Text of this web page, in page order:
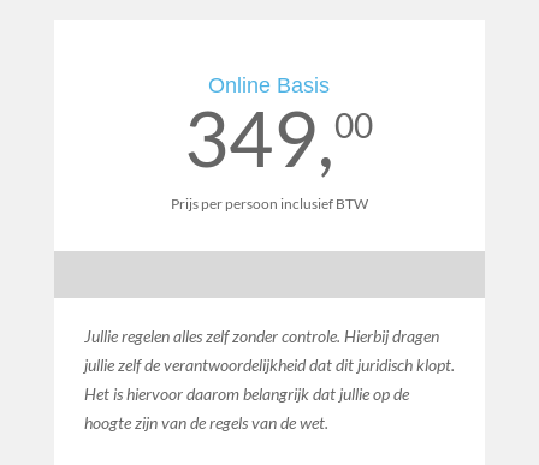
Online Basis
349,00
Prijs per persoon inclusief BTW
Jullie regelen alles zelf zonder controle. Hierbij dragen
jullie zelf de verantwoordelijkheid dat dit juridisch klopt.
Het is hiervoor daarom belangrijk dat jullie op de
hoogte zijn van de regels van de wet.